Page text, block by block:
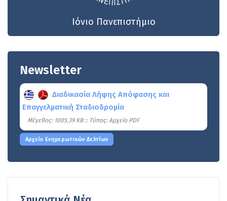
Ιόνιο Πανεπιστήμιο
Newsletter
Διαδικασία Λήψης Απόφασης και
Επαγγελματική Σταδιοδρομία
Mέγεθος: 1005.39 KB :: Τύπος: Αρχείο PDF
Αρχείο Ενημερωτικών Δελτίων